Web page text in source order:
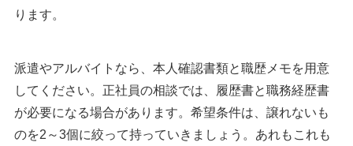
ります。
派遣やアルバイトなら、本人確認書類と職歴メモを用意
してください。正社員の相談では、履歴書と職務経歴書
が必要になる場合があります。希望条件は、譲れないも
のを2～3個に絞って持っていきましょう。あれもこれも